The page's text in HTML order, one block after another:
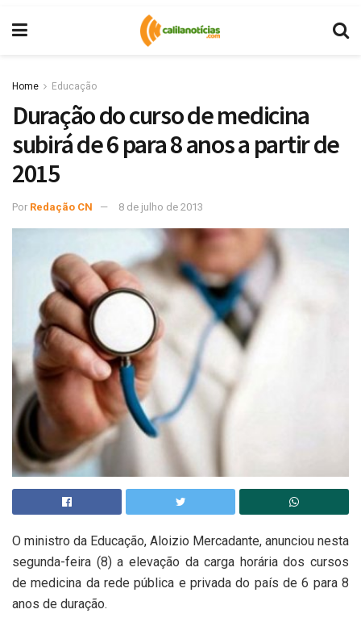
Home Educação
Duração do curso de medicina
subirá de 6 para 8 anos a partir de
2015
Por Redação CN 8 de julho de 2013
O ministro da Educação, Aloizio Mercadante, anunciou nesta
segunda-feira (8) a elevação da carga horária dos cursos
de medicina da rede pública e privada do país de 6 para 8
anos de duração.